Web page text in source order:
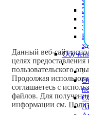
Данный веб-сайт
целях
пользовательского
Продолжая
соглашаетесь с
файлов. Для
информации см.